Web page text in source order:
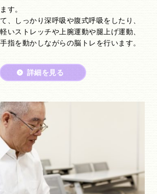
す。
、しっかり深呼吸や腹式呼吸をしたり、
いストレッチや上腕運動や腿上げ運動、
指を動かしながらの脳トレを行います。
詳細を見る